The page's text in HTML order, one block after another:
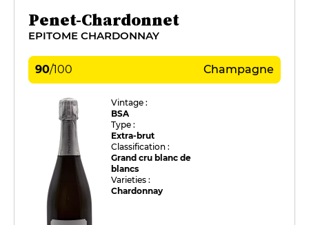
Penet-Chardonnet
EPITOME CHARDONNAY
90/100 Champagne
Vintage :
BSA
Type :
Extra-brut
Classification :
Grand cru blanc de
blancs
Varieties :
Chardonnay